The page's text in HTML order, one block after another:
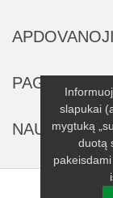
PAGALBA
slapukai
mygtuką
duotą